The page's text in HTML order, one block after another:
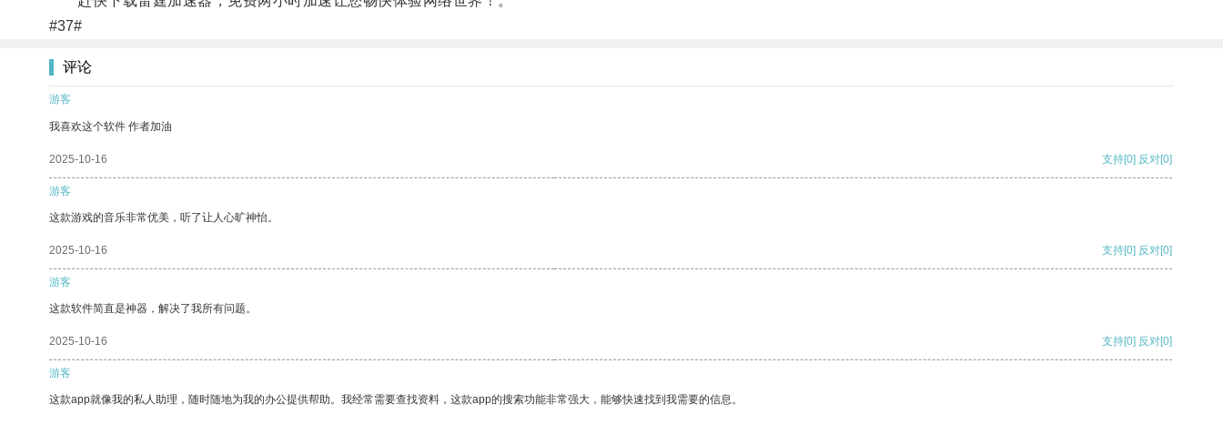
#37#
评论
游客
我喜欢这个软件 作者加油
2025-10-16 支持[0] 反对[0]
游客
这款游戏的音乐非常优美，听了让人心旷神怡。
2025-10-16 支持[0] 反对[0]
游客
这款软件简直是神器，解决了我所有问题。
2025-10-16 支持[0] 反对[0]
游客
这款app就像我的私人助理，随时随地为我的办公提供帮助。我经常需要查找资料，这款app的搜索功能非常强大，能够快速找到我需要的信息。